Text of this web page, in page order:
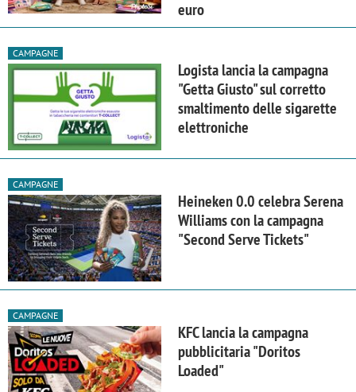
euro
CAMPAGNE
Logista lancia la campagna
"Getta Giusto" sul corretto
smaltimento delle sigarette
elettroniche
CAMPAGNE
Heineken 0.0 celebra Serena
Williams con la campagna
"Second Serve Tickets"
CAMPAGNE
KFC lancia la campagna
pubblicitaria "Doritos
Loaded"